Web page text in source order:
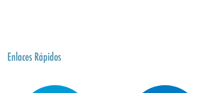
Enlaces Rápidos